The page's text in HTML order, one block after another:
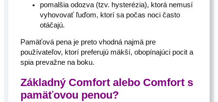
pomalšia odozva (tzv. hysterézia), ktorá nemusí
vyhovovať ľuďom, ktorí sa počas noci často
otáčajú.
Pamäťová pena je preto vhodná najmä pre
používateľov, ktorí preferujú mäkší, obopínajúci pocit a
spia prevažne na boku.
Základný Comfort alebo Comfort s
pamäťovou penou?